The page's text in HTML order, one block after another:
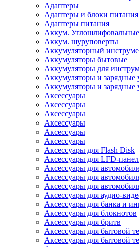
Адаптеры
Адаптеры и блоки питания
Адаптеры питания
Аккум.
Аккум. шуруповерты
Аккумуляторный
Аккумуляторы бытовые
Аккумуляторы для
Аккумуляторы и зарядные
Аккумуляторы и зарядные
Аксессуары
Аксессуары
Аксессуары
Аксессуары
Аксессуары
Аксессуары
Аксессуары для Flash Disk
Аксессуары для LFD-
Аксессуары для
Аксессуары для
Аксессуары для
Аксессуары для аудио-
Аксессуары для банка и
Аксессуары для блокнотов
Аксессуары для бритв
Аксессуары для бытовой
Аксессуары для бытовой